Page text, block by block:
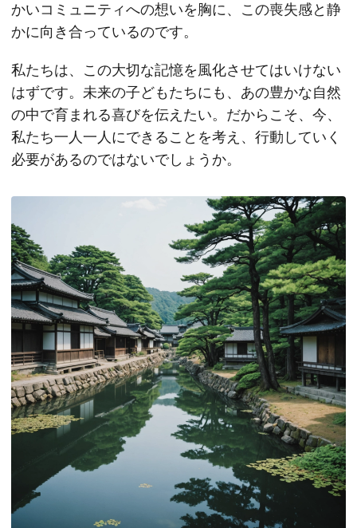
かいコミュニティへの想いを胸に、この喪失感と静
かに向き合っているのです。
私たちは、この大切な記憶を風化させてはいけない
はずです。未来の子どもたちにも、あの豊かな自然
の中で育まれる喜びを伝えたい。だからこそ、今、
私たち一人一人にできることを考え、行動していく
必要があるのではないでしょうか。